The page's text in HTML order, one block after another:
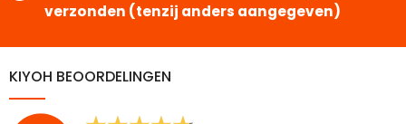
verzonden (tenzij anders aangegeven)
KIYOH BEOORDELINGEN